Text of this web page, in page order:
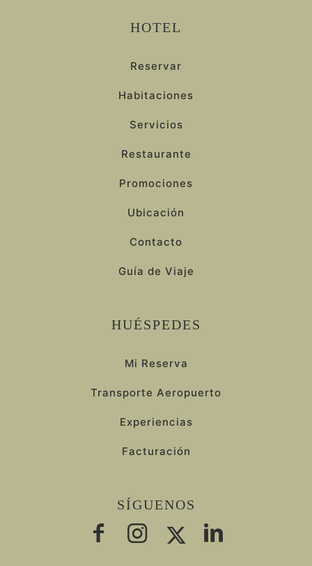
HOTEL
Reservar
Habitaciones
Servicios
Restaurante
Promociones
Ubicación
Contacto
Guía de Viaje
HUÉSPEDES
Mi Reserva
Transporte Aeropuerto
Experiencias
Facturación
SÍGUENOS